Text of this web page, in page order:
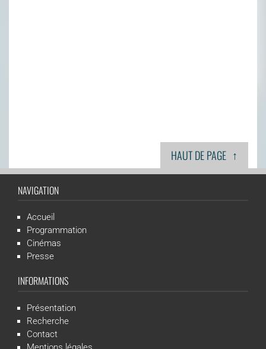
HAUT DE PAGE ↑
NAVIGATION
Accueil
Programmation
Cinémas
Presse
INFORMATIONS
Présentation
Recherche
Contact